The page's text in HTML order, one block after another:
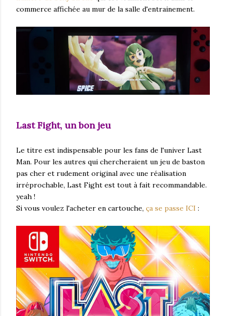
commerce affichée au mur de la salle d'entrainement.
Last Fight, un bon jeu
Le titre est indispensable pour les fans de l'univer Last
Man. Pour les autres qui chercheraient un jeu de baston
pas cher et rudement original avec une réalisation
irréprochable, Last Fight est tout à fait recommandable.
yeah !
Si vous voulez l'acheter en cartouche, ça se passe ICI :